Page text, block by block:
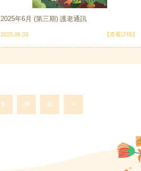
2025年6月 (第三期) 護老通訊
2025.06.03 【查看詳情】
9 10 11 >